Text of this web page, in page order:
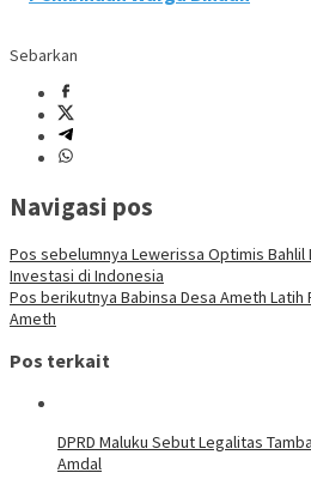
Sebarkan
Navigasi pos
Pos sebelumnya Lewerissa Optimis Bahlil
Investasi di Indonesia
Pos berikutnya Babinsa Desa Ameth Latih
Ameth
Pos terkait
DPRD Maluku Sebut Legalitas
Amdal